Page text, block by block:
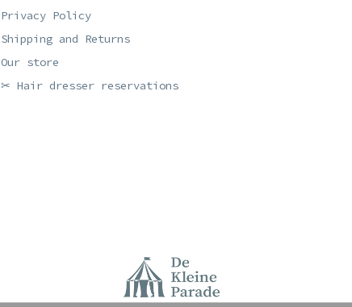
Privacy Policy
Shipping and Returns
Our store
✂ Hair dresser reservations